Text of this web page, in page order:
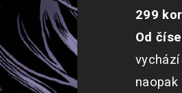
299
Od
naopak